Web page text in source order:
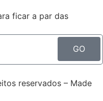
ficar a par das
GO
reservados – Made